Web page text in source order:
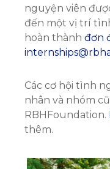
nguyện viên
đến một vị trí
hoàn thành đơn
Các cơ hội tình
nhân và nhóm
RBHFoundation.
thêm.